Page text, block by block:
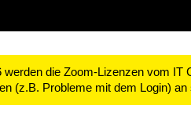
werden die Zoom-Lizenzen vom IT
(z.B. Probleme mit dem Login)
Telefondienste Alcatel